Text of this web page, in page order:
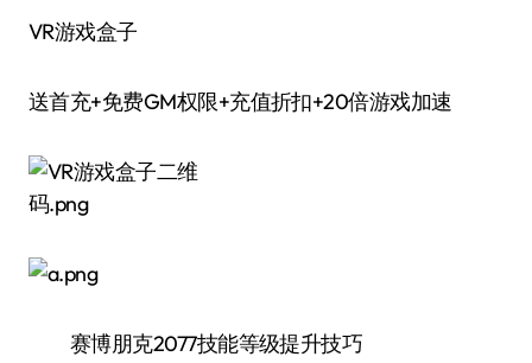
VR游戏盒子
送首充+免费GM权限+充值折扣+20倍游戏加速
赛博朋克2077技能等级提升技巧